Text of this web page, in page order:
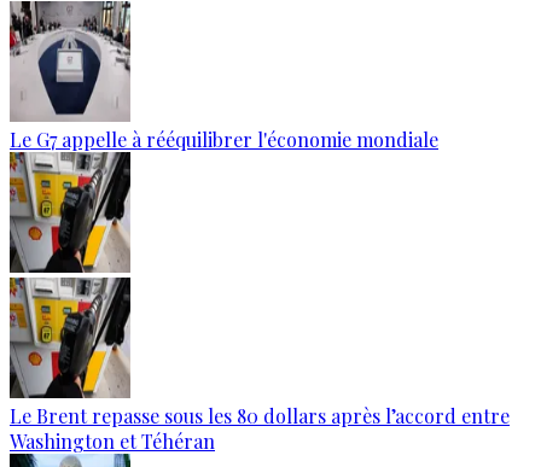
Le G7 appelle à rééquilibrer l'économie mondiale
Le Brent repasse sous les 80 dollars après l’accord entre
Washington et Téhéran